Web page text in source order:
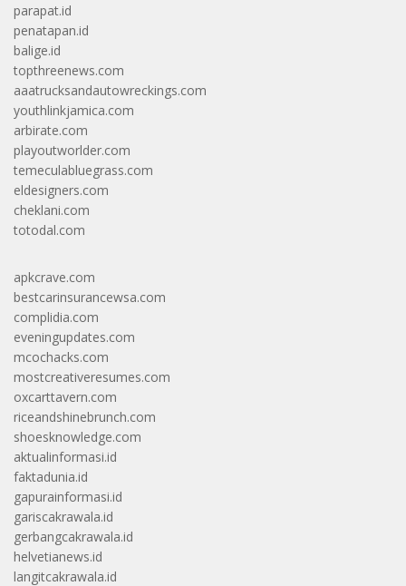
parapat.id
penatapan.id
balige.id
topthreenews.com
aaatrucksandautowreckings.com
youthlinkjamica.com
arbirate.com
playoutworlder.com
temeculabluegrass.com
eldesigners.com
cheklani.com
totodal.com
apkcrave.com
bestcarinsurancewsa.com
complidia.com
eveningupdates.com
mcochacks.com
mostcreativeresumes.com
oxcarttavern.com
riceandshinebrunch.com
shoesknowledge.com
aktualinformasi.id
faktadunia.id
gapurainformasi.id
gariscakrawala.id
gerbangcakrawala.id
helvetianews.id
langitcakrawala.id